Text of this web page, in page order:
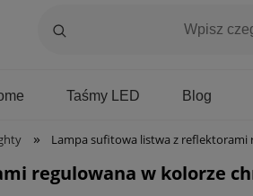
Blog
Taśmy LED
» Lampa sufitowa listwa z reflektorami regulowana w
regulowana w kolorze